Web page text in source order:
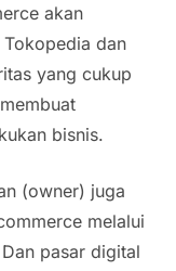
akan
dan
yang cukup
bisnis.
(owner) juga
melalui
pasar digital